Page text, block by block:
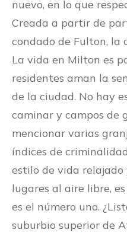
nuevo, en lo que
Creada a partir de
condado de Fulton, la
La vida en Milton es
residentes aman la
de la ciudad. No hay
caminar y campos de
mencionar varias
índices de
estilo de vida
lugares al aire libre,
es el número uno.
suburbio superior de